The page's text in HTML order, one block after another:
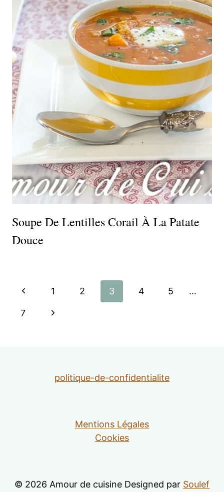
Soupe De Lentilles Corail À La Patate
Douce
Navigation
de
Page
précédente
1 2 3 4 5 …
7
Page
politique-de-confidentialite
Mentions Légales
Cookies
© 2026 Amour de cuisine Designed par Soulef